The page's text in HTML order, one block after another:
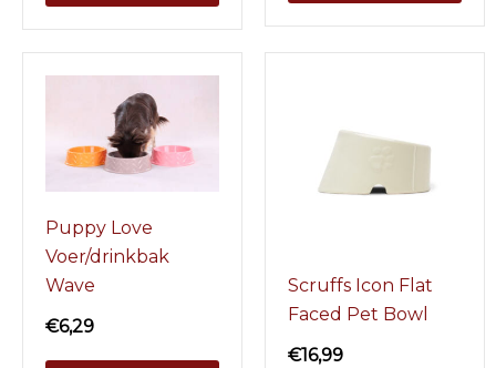
Puppy Love
Voer/drinkbak
Wave
€6,29
Scruffs Icon Flat
Faced Pet Bowl
€16,99